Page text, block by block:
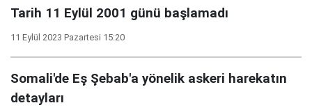
Tarih 11 Eylül 2001 günü başlamadı
11 Eylül 2023 Pazartesi 15:20
Somali'de Eş Şebab'a yönelik askeri harekatın
detayları